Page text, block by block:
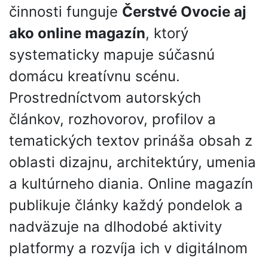
činnosti funguje Čerstvé Ovocie aj
ako online magazín, ktorý
systematicky mapuje súčasnú
domácu kreatívnu scénu.
Prostredníctvom autorských
článkov, rozhovorov, profilov a
tematických textov prináša obsah z
oblasti dizajnu, architektúry, umenia
a kultúrneho diania. Online magazín
publikuje články každý pondelok a
nadväzuje na dlhodobé aktivity
platformy a rozvíja ich v digitálnom